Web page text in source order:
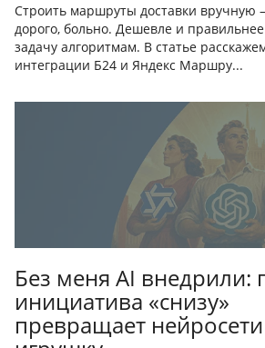
Строить маршруты доставки вручную
дорого, больно. Дешевле и
задачу алгоритмам. В статье
интеграции Б24 и Яндекс Маршру...
Без меня AI внедрили:
инициатива «снизу»
превращает